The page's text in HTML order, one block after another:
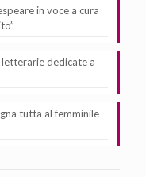
in voce a cura
dedicate a
tutta al femminile